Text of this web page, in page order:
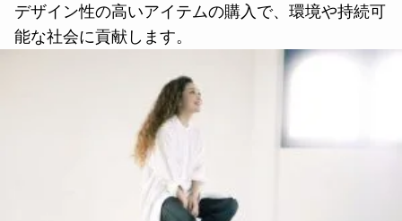
デザイン性の高いアイテムの購入で、環境や持続可
能な社会に貢献します。